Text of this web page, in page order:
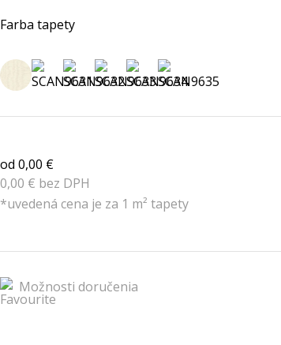
Farba tapety
od 0,00 €
0,00 € bez DPH
*uvedená cena je za 1 m² tapety
Možnosti doručenia